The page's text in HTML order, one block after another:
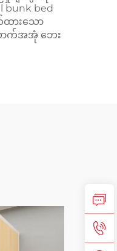
bunk bed
ားသော
ောက်အအုံ ဘေး